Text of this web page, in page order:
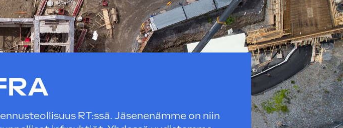
RT:ssä. Jäsenenämme on niin